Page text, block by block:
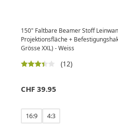
150" Faltbare Beamer Stoff
Projektionsfläche +
Grösse XXL) - Weiss
(12)
CHF 39.95
16:9 4:3